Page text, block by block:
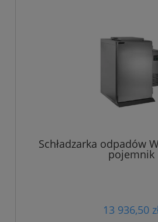
Schładzarka odpadów
pojemnik
13 936,50